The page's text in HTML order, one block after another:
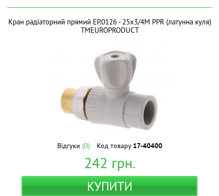
Кран радіаторний прямий EP.0126 - 25x3/4M PPR (латунна куля)
ТМEUROPRODUCT
Відгуки (0) Код товару 17-40400
242 грн.
КУПИТИ